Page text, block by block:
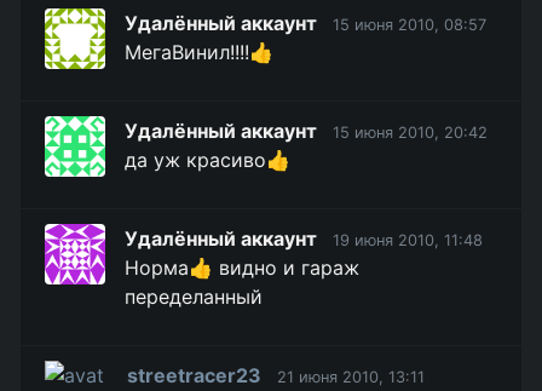
Удалённый аккаунт 15 июня 2010, 08:57
МегаВинил!!!!👍
Удалённый аккаунт 15 июня 2010, 20:42
да уж красиво👍
Удалённый аккаунт 19 июня 2010, 11:48
Норма👍 видно и гараж
переделанный
streetracer23 21 июня 2010, 13:11